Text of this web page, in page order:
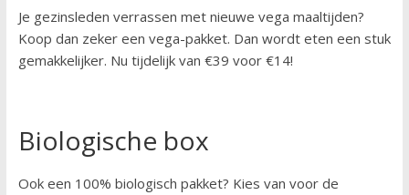
Je gezinsleden verrassen met nieuwe vega maaltijden?
Koop dan zeker een vega-pakket. Dan wordt eten een stuk
gemakkelijker. Nu tijdelijk van €39 voor €14!
Biologische box
Ook een 100% biologisch pakket? Kies van voor de